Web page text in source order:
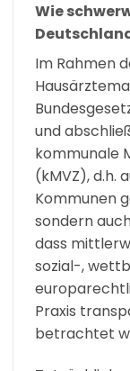
Wie
Im Rahmen
und
kommunale
(kMVZ), d.h.
Kommunen
sondern
dass
sozial-,
Praxis
betrachtet